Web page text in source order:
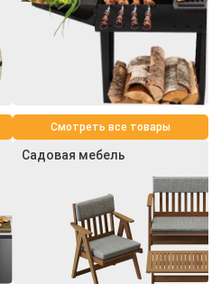
Смотреть все товары
Садовая мебель